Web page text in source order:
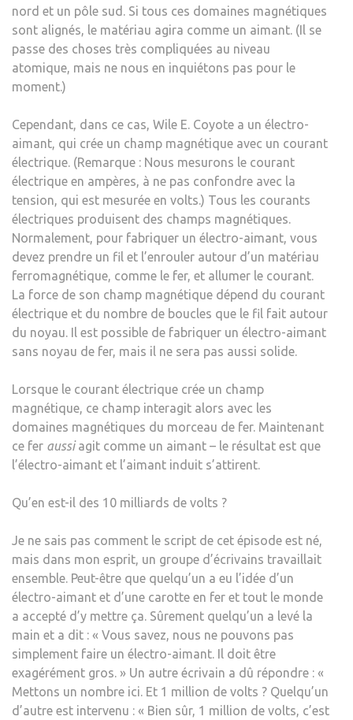
nord et un pôle sud. Si tous ces domaines magnétiques
sont alignés, le matériau agira comme un aimant. (Il se
passe des choses très compliquées au niveau
atomique, mais ne nous en inquiétons pas pour le
moment.)
Cependant, dans ce cas, Wile E. Coyote a un électro-
aimant, qui crée un champ magnétique avec un courant
électrique. (Remarque : Nous mesurons le courant
électrique en ampères, à ne pas confondre avec la
tension, qui est mesurée en volts.) Tous les courants
électriques produisent des champs magnétiques.
Normalement, pour fabriquer un électro-aimant, vous
devez prendre un fil et l’enrouler autour d’un matériau
ferromagnétique, comme le fer, et allumer le courant.
La force de son champ magnétique dépend du courant
électrique et du nombre de boucles que le fil fait autour
du noyau. Il est possible de fabriquer un électro-aimant
sans noyau de fer, mais il ne sera pas aussi solide.
Lorsque le courant électrique crée un champ
magnétique, ce champ interagit alors avec les
domaines magnétiques du morceau de fer. Maintenant
ce fer aussiagit comme un aimant – le résultat est que
l’électro-aimant et l’aimant induit s’attirent.
Qu’en est-il des 10 milliards de volts ?
Je ne sais pas comment le script de cet épisode est né,
mais dans mon esprit, un groupe d’écrivains travaillait
ensemble. Peut-être que quelqu’un a eu l’idée d’un
électro-aimant et d’une carotte en fer et tout le monde
a accepté d’y mettre ça. Sûrement quelqu’un a levé la
main et a dit : « Vous savez, nous ne pouvons pas
simplement faire un électro-aimant. Il doit être
exagérément gros. » Un autre écrivain a dû répondre : «
Mettons un nombre ici. Et 1 million de volts ? Quelqu’un
d’autre est intervenu : « Bien sûr, 1 million de volts, c’est